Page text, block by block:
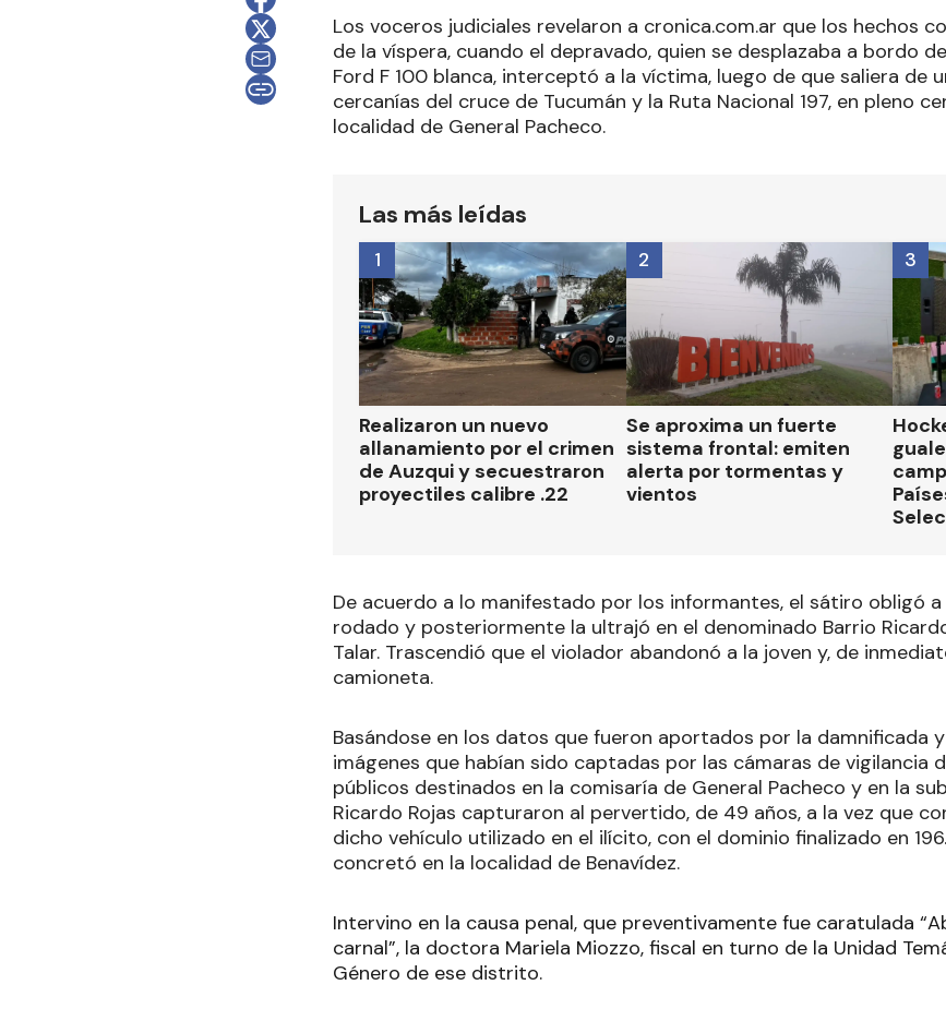
Los voceros judiciales revelaron a cronica.com.ar que los hechos
de la víspera, cuando el depravado, quien se desplazaba a bordo
Ford F 100 blanca, interceptó a la víctima, luego de que saliera de
cercanías del cruce de Tucumán y la Ruta Nacional 197, en pleno
localidad de General Pacheco.
Las más leídas
Realizaron un nuevo
allanamiento por el crimen
de Auzqui y secuestraron
proyectiles calibre .22
1
Se aproxima un fuerte
sistema frontal: emiten
alerta por tormentas y
vientos
2 3
De acuerdo a lo manifestado por los informantes, el sátiro obligó
rodado y posteriormente la ultrajó en el denominado Barrio
Talar. Trascendió que el violador abandonó a la joven y, de
camioneta.
Basándose en los datos que fueron aportados por la damnificada
imágenes que habían sido captadas por las cámaras de vigilancia
públicos destinados en la comisaría de General Pacheco y en la
Ricardo Rojas capturaron al pervertido, de 49 años, a la vez que
dicho vehículo utilizado en el ilícito, con el dominio finalizado en
concretó en la localidad de Benavídez.
Intervino en la causa penal, que preventivamente fue caratulada
carnal”, la doctora Mariela Miozzo, fiscal en turno de la Unidad
Género de ese distrito.